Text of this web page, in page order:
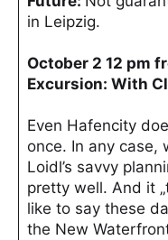
in Leipzig.
October 2 12 pm
Excursion: With
Even Hafencity
once. In any case,
Loidl’s savvy
pretty well. And it
like to say these
the New